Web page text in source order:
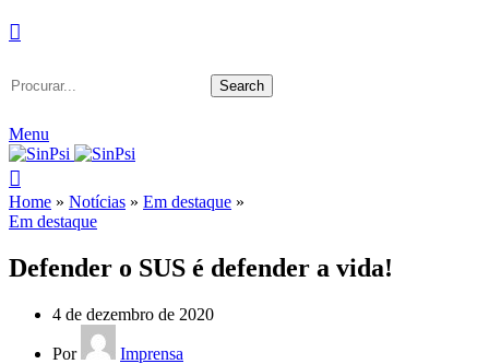
Search
Menu
Home » Notícias » Em destaque »
Em destaque
Defender o SUS é defender a vida!
4 de dezembro de 2020
Por Imprensa